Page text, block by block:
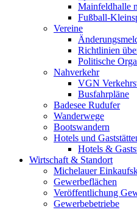
Mainfeldhalle
Fußball-
Vereine
Richtlinien
Politische
Nahverkehr
VGN
Busfahrpläne
Badesee Rudufer
Wanderwege
Bootswandern
Hotels und
Hotels &
Wirtschaft & Standort
Michelauer
Gewerbeflächen
Veröffentlichung
Gewerbebetriebe